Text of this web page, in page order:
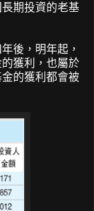
期投資的老基
後，明年起，
獲利，也屬於
的獲利都會被